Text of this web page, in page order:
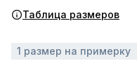
Таблица размеров
1 размер на примерку